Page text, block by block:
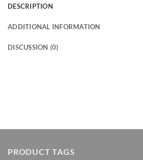
DESCRIPTION
ADDITIONAL INFORMATION
DISCUSSION (0)
PRODUCT TAGS